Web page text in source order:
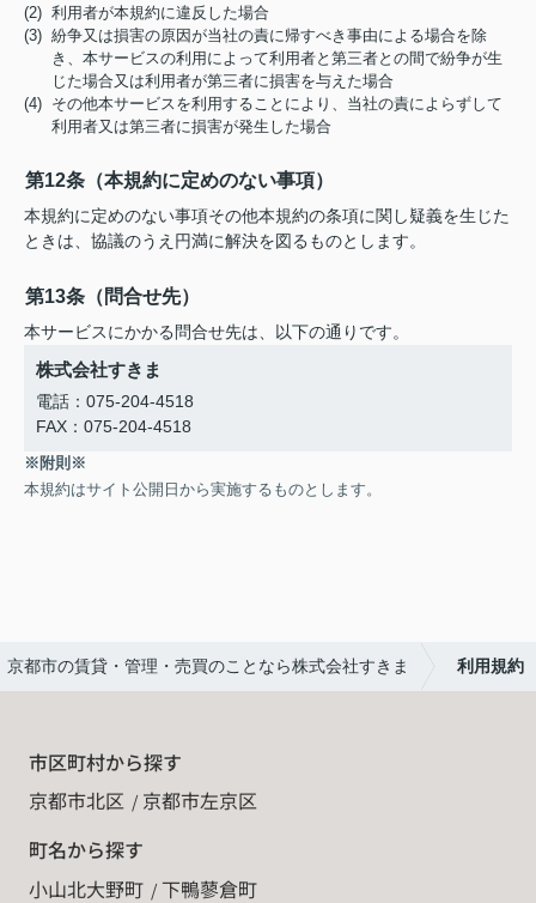
(2) 利用者が本規約に違反した場合
(3) 紛争又は損害の原因が当社の責に帰すべき事由による場合を除
き、本サービスの利用によって利用者と第三者との間で紛争が生
じた場合又は利用者が第三者に損害を与えた場合
(4) その他本サービスを利用することにより、当社の責によらずして
利用者又は第三者に損害が発生した場合
第12条（本規約に定めのない事項）
本規約に定めのない事項その他本規約の条項に関し疑義を生じた
ときは、協議のうえ円満に解決を図るものとします。
第13条（問合せ先）
本サービスにかかる問合せ先は、以下の通りです。
株式会社すきま
電話：075-204-4518
FAX：075-204-4518
※附則※
本規約はサイト公開日から実施するものとします。
京都市の賃貸・管理・売買のことなら株式会社すきま 利用規約
市区町村から探す
京都市北区
京都市左京区
町名から探す
小山北大野町
下鴨蓼倉町